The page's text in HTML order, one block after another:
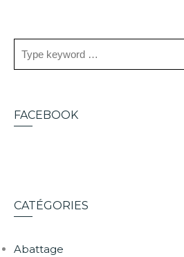
FACEBOOK
CATÉGORIES
Abattage